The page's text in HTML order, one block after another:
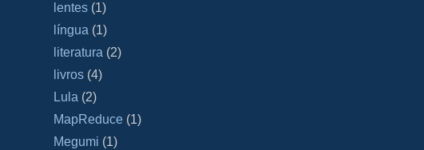
lentes (1)
língua (1)
literatura (2)
livros (4)
Lula (2)
MapReduce (1)
Megumi (1)